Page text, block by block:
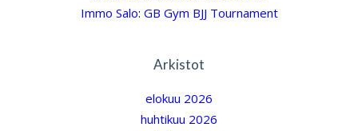
Immo Salo: GB Gym BJJ Tournament
Arkistot
elokuu 2026
huhtikuu 2026